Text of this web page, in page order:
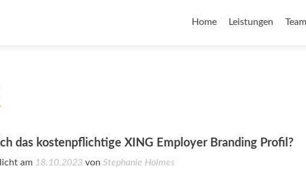
Home Leistungen Team
das kostenpflichtige XING Employer Branding Profil?
am 18.10.2023 von Stephanie Holmes